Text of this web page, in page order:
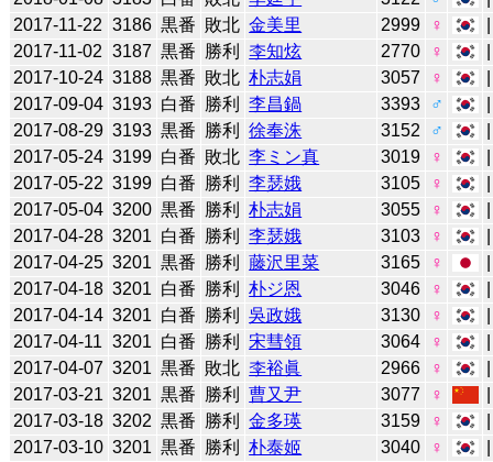
2017-11-22 3186 黒番 敗北 金美里 2999 ♀
2017-11-02 3187 黒番 勝利 李知炫 2770 ♀
2017-10-24 3188 黒番 敗北 朴志娟 3057 ♀
2017-09-04 3193 白番 勝利 李昌鍋 3393 ♂
2017-08-29 3193 黒番 勝利 徐奉洙 3152 ♂
2017-05-24 3199 白番 敗北 李ミン真 3019 ♀
2017-05-22 3199 白番 勝利 李瑟娥 3105 ♀
2017-05-04 3200 黒番 勝利 朴志娟 3055 ♀
2017-04-28 3201 白番 勝利 李瑟娥 3103 ♀
2017-04-25 3201 黒番 勝利 藤沢里菜 3165 ♀
2017-04-18 3201 白番 勝利 朴ジ恩 3046 ♀
2017-04-14 3201 白番 勝利 吳政娥 3130 ♀
2017-04-11 3201 白番 勝利 宋彗領 3064 ♀
2017-04-07 3201 黒番 敗北 李裕眞 2966 ♀
2017-03-21 3201 黒番 勝利 曹又尹 3077 ♀
2017-03-18 3202 黒番 勝利 金多瑛 3159 ♀
2017-03-10 3201 黒番 勝利 朴泰姬 3040 ♀